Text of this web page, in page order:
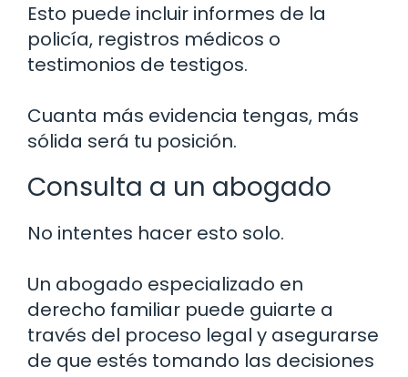
Esto puede incluir informes de la
policía, registros médicos o
testimonios de testigos.
Cuanta más evidencia tengas, más
sólida será tu posición.
Consulta a un abogado
No intentes hacer esto solo.
Un abogado especializado en
derecho familiar puede guiarte a
través del proceso legal y asegurarse
de que estés tomando las decisiones